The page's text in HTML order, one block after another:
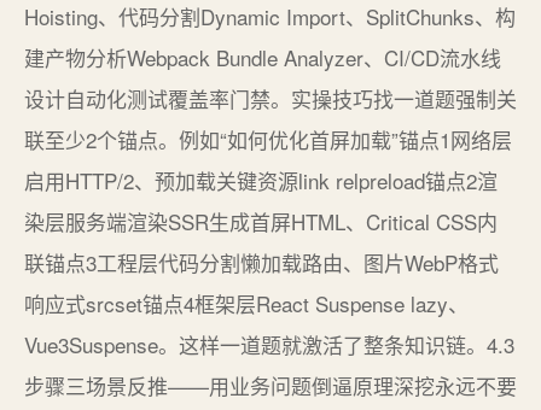
Hoisting、代码分割Dynamic Import、SplitChunks、构
建产物分析Webpack Bundle Analyzer、CI/CD流水线
设计自动化测试覆盖率门禁。实操技巧找一道题强制关
联至少2个锚点。例如“如何优化首屏加载”锚点1网络层
启用HTTP/2、预加载关键资源link relpreload锚点2渲
染层服务端渲染SSR生成首屏HTML、Critical CSS内
联锚点3工程层代码分割懒加载路由、图片WebP格式
响应式srcset锚点4框架层React Suspense lazy、
Vue3Suspense。这样一道题就激活了整条知识链。4.3
步骤三场景反推——用业务问题倒逼原理深挖永远不要